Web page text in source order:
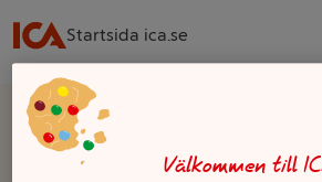
Startsida ica.se
Välj butik för rätt sortiment, pris och
Välj butik
Välkommen till